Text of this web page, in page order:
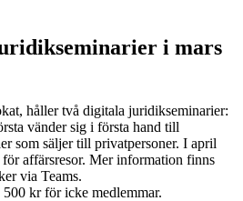
i mars
håller två digitala juridikseminarier:
vänder sig i första hand till
som säljer till privatpersoner. I april
affärsresor. Mer information finns
via Teams.
kr för icke medlemmar.